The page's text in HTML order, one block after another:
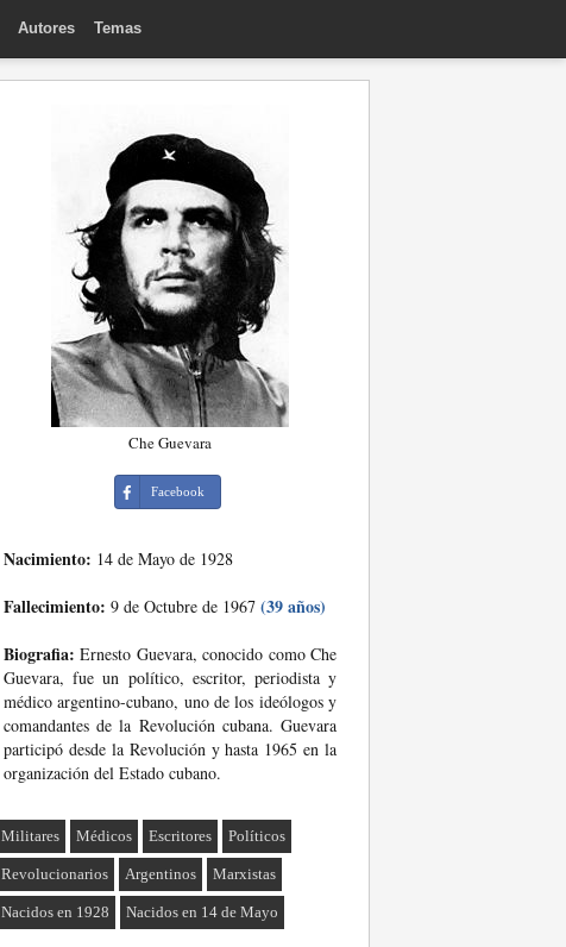
Autores Temas
Che Guevara
Facebook
Nacimiento: 14 de Mayo de 1928
Fallecimiento: 9 de Octubre de 1967 (39 años)
Biografia: Ernesto Guevara, conocido como Che
Guevara, fue un político, escritor, periodista y
médico argentino-cubano, uno de los ideólogos y
comandantes de la Revolución cubana. Guevara
participó desde la Revolución y hasta 1965 en la
organización del Estado cubano.
Militares Médicos Escritores Políticos
Revolucionarios Argentinos Marxistas
Nacidos en 1928 Nacidos en 14 de Mayo